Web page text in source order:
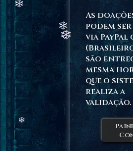
As
podem
via PayPal
são
mesma
que o
realiza a
validação.